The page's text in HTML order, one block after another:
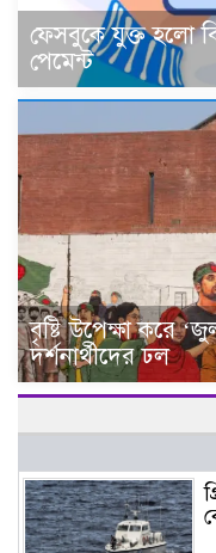
ফেসবুকে যুক্ত হলো
পেমেন্ট
বৃষ্টি উপেক্ষা করে
দর্শনার্থীদের ঢল